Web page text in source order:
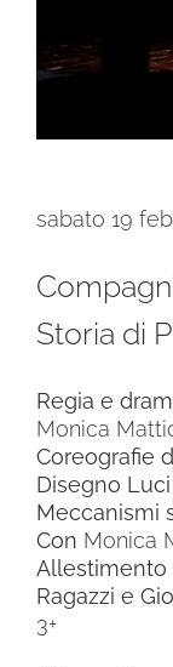
sabato 19
Storia di
Regia e
Monica
Coreografie
Disegno
Meccanismi
Con Monica
Allestimento
Ragazzi e
3+